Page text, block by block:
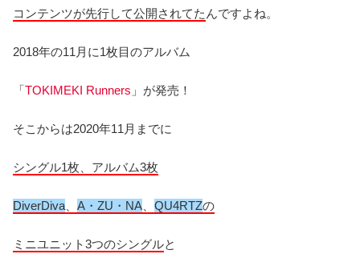
コンテンツが先行して公開されてた んですよね。
2018年の11月に1枚目のアルバム
「TOKIMEKI Runners 」が発売！
そこからは2020年11月までに
シングル1枚、アルバム3枚
DiverDiva A・ZU・NA QU4RTZの
ミニユニット3つのシングルと